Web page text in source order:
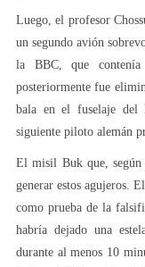
Luego, el profesor
un segundo avión
la BBC, que contenía
posteriormente fue
bala en el fuselaje
siguiente piloto alemán
El misil Buk que,
generar estos agujeros.
como prueba de la
habría dejado una
durante al menos 10